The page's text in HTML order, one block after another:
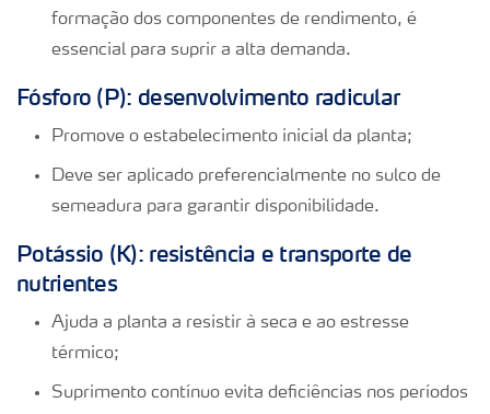
formação dos componentes de rendimento, é
essencial para suprir a alta demanda.
Fósforo (P): desenvolvimento radicular
Promove o estabelecimento inicial da planta;
Deve ser aplicado preferencialmente no sulco de
semeadura para garantir disponibilidade.
Potássio (K): resistência e transporte de
nutrientes
Ajuda a planta a resistir à seca e ao estresse
térmico;
Suprimento contínuo evita deficiências nos períodos